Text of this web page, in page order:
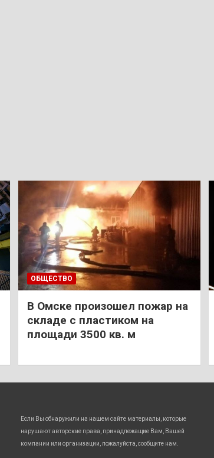
ОБЩЕСТВО
В Омске произошел пожар на
складе с пластиком на
площади 3500 кв. м
Если Вы обнаружили на нашем сайте материалы, которые
нарушают авторские права, принадлежащие Вам, Вашей
компании или организации, пожалуйста, сообщите нам.